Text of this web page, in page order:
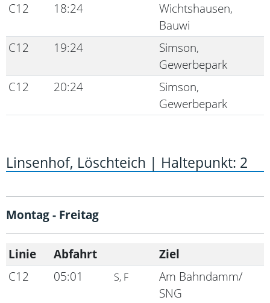
C12
18:24
Wichtshausen,
Bauwi
C12
19:24
Simson,
Gewerbepark
C12
20:24
Simson,
Gewerbepark
Linsenhof, Löschteich | Haltepunkt: 2
Montag - Freitag
Linie Abfahrt
Ziel
C12
05:01 S, F
Am Bahndamm/
SNG